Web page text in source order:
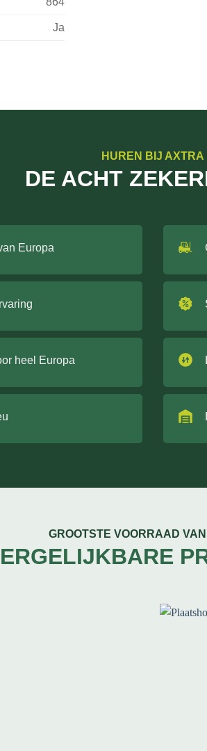
Ja
HUREN BIJ AXTRA
DE ACHT
Europa
heel Europa
GROOTSTE VOORRAAD